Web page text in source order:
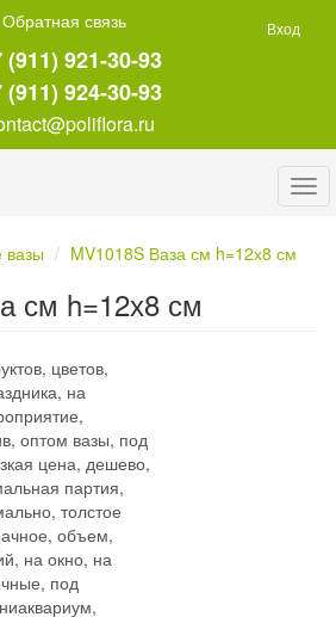
Обратная связь
(911) 921-30-93
(911) 924-30-93
Вход
вазы MV1018S Ваза см h=12х8 см
см h=12х8 см